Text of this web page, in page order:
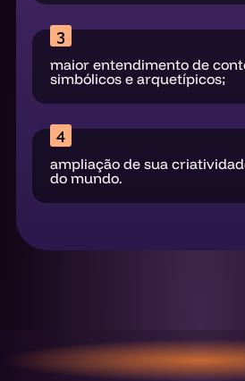
3
maior entendimento de
simbólicos e arquetípicos;
4
ampliação de sua
do mundo.